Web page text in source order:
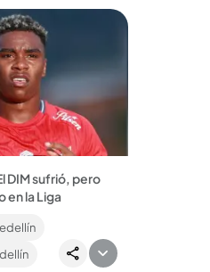
DIM sufrió, pero
en la Liga
de la era
Aunque hay cosas